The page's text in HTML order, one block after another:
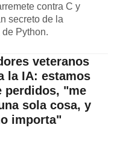
contra C y
secreto de la
Python.
veteranos
la IA: estamos
perdidos, "me
sola cosa, y
importa"